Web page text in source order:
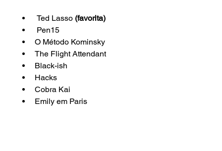
Ted Lasso (favorita)
Pen15
O Método Kominsky
The Flight Attendant
Black-ish
Hacks
Cobra Kai
Emily em Paris